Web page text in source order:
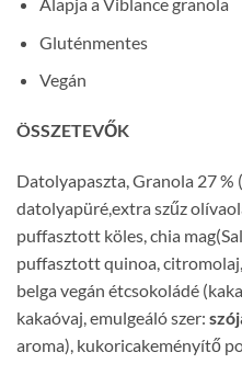
Gluténmentes
Vegán
ÖSSZETEVŐK
Datolyapaszta, Granola 27 %
datolyapüré,extra szűz
puffasztott köles, chia
puffasztott quinoa,
belga vegán étcsokoládé
kakaóvaj, emulgeáló szer:
aroma), kukoricakeményítő